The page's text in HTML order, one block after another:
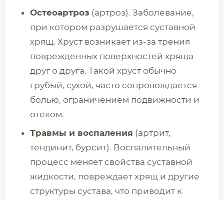
Остеоартроз (артроз). Заболевание,
при котором разрушается суставной
хрящ. Хруст возникает из-за трения
поврежденных поверхностей хряща
друг о друга. Такой хруст обычно
грубый, сухой, часто сопровождается
болью, ограничением подвижности и
отеком.
Травмы и воспаления (артрит,
тендинит, бурсит). Воспалительный
процесс меняет свойства суставной
жидкости, повреждает хрящ и другие
структуры сустава, что приводит к